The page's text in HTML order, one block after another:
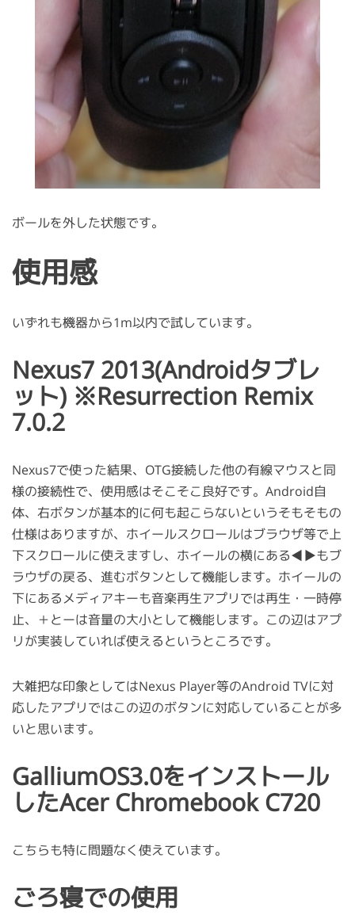
ボールを外した状態です。
使用感
いずれも機器から1m以内で試しています。
Nexus7 2013(Androidタブレ
ット) ※Resurrection Remix
7.0.2
Nexus7で使った結果、OTG接続した他の有線マウスと同
様の接続性で、使用感はそこそこ良好です。Android自
体、右ボタンが基本的に何も起こらないというそもそもの
仕様はありますが、ホイールスクロールはブラウザ等で上
下スクロールに使えますし、ホイールの横にある◀▶もブ
ラウザの戻る、進むボタンとして機能します。ホイールの
下にあるメディアキーも音楽再生アプリでは再生・一時停
止、＋とーは音量の大小として機能します。この辺はアプ
リが実装していれば使えるというところです。
大雑把な印象としてはNexus Player等のAndroid TVに対
応したアプリではこの辺のボタンに対応していることが多
いと思います。
GalliumOS3.0をインストール
したAcer Chromebook C720
こちらも特に問題なく使えています。
ごろ寝での使用